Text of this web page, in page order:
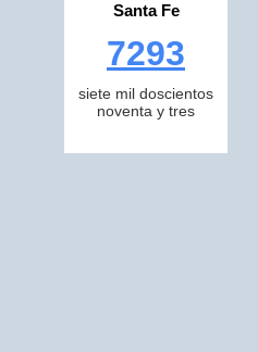
Santa Fe
7293
siete mil doscientos
noventa y tres